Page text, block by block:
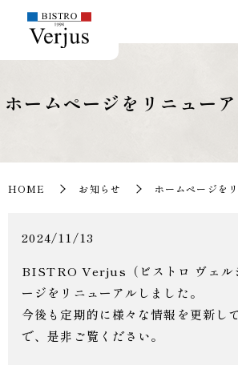
ホームページをリニューア
HOME お知らせ ホームページを
2024/11/13
BISTRO Verjus（ビストロ ヴェル
ージをリニューアルしました。
今後も定期的に様々な情報を更新し
で、是非ご覧ください。